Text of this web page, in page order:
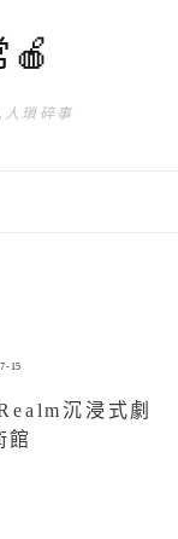
瑣碎事
15
沉浸式劇
館